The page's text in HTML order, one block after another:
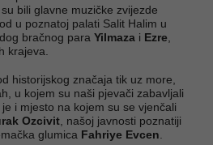
bili glavne muzičke zvijezde
u poznatoj palati Salit Halim u
bračnog para Yilmaza i Ezre
krajeva.
historijskog značaja tik uz more,
u kojem su naši pjevači zabavljali
i mjesto na kojem su se vjenčali
Ozcivit , našoj javnosti poznatiji
glumica Fahriye Evcen